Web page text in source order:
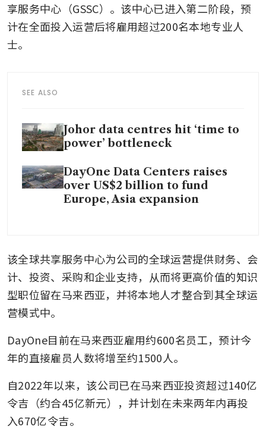
享服务中心（GSSC）。该中心已进入第二阶段，预
计在全面投入运营后将雇用超过200名本地专业人
士。
SEE ALSO
Johor data centres hit ‘time to
power’ bottleneck
DayOne Data Centers raises
over US$2 billion to fund
Europe, Asia expansion
该全球共享服务中心为公司的全球运营提供财务、会
计、投资、采购和企业支持，从而将更高价值的知识
型职位留在马来西亚，并将本地人才整合到其全球运
营模式中。
DayOne目前在马来西亚雇用约600名员工，预计今
年的直接雇员人数将增至约1500人。
自2022年以来，该公司已在马来西亚投资超过140亿
令吉（约合45亿新元），并计划在未来两年内再投
入670亿令吉。